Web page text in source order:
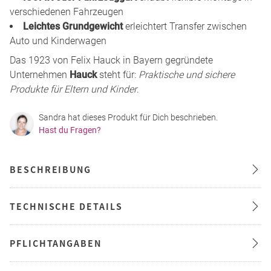
verschiedenen Fahrzeugen
Leichtes Grundgewichterleichtert Transfer zwischen
Auto und Kinderwagen
Das 1923 von Felix Hauck in Bayern gegründete
Unternehmen Haucksteht für: Praktische und sichere
Produkte für Eltern und Kinder.
Sandra hat dieses Produkt für Dich beschrieben.
Hast du Fragen?
BESCHREIBUNG
TECHNISCHE DETAILS
PFLICHTANGABEN